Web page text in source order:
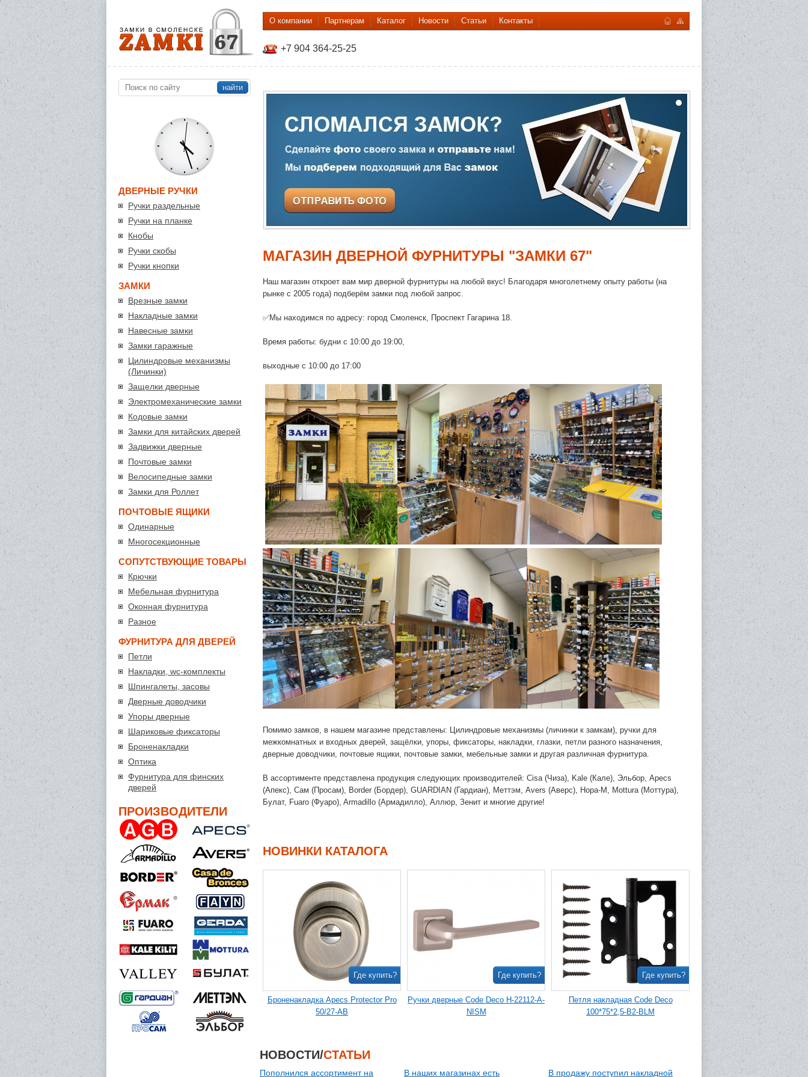
О компании Партнерам Каталог Новости Статьи Контакты
+7 904 364-25-25
найти
ДВЕРНЫЕ РУЧКИ
Ручки раздельные
Ручки на планке
Кнобы
Ручки скобы
Ручки кнопки
ЗАМКИ
Врезные замки
Накладные замки
Навесные замки
Замки гаражные
Цилиндровые механизмы
(Личинки)
Защелки дверные
Электромеханические замки
Кодовые замки
Замки для китайских дверей
Задвижки дверные
Почтовые замки
Велосипедные замки
Замки для Роллет
ПОЧТОВЫЕ ЯЩИКИ
Одинарные
Многосекционные
СОПУТСТВУЮЩИЕ ТОВАРЫ
Крючки
Мебельная фурнитура
Оконная фурнитура
Разное
ФУРНИТУРА ДЛЯ ДВЕРЕЙ
Петли
Накладки, wc-комплекты
Шпингалеты, засовы
Дверные доводчики
Упоры дверные
Шариковые фиксаторы
Броненакладки
Оптика
Фурнитура для финских
дверей
ПРОИЗВОДИТЕЛИ
МАГАЗИН ДВЕРНОЙ ФУРНИТУРЫ "ЗАМКИ 67"
Наш магазин откроет вам мир дверной фурнитуры на любой вкус! Благодаря многолетнему опыту работы (на
рынке с 2005 года) подберём замки под любой запрос.
✅Мы находимся по адресу: город Смоленск, Проспект Гагарина 18.
Время работы: будни с 10:00 до 19:00,
выходные с 10:00 до 17:00
Помимо замков, в нашем магазине представлены: Цилиндровые механизмы (личинки к замкам), ручки для
межкомнатных и входных дверей, защёлки, упоры, фиксаторы, накладки, глазки, петли разного назначения,
дверные доводчики, почтовые ящики, почтовые замки, мебельные замки и другая различная фурнитура.
В ассортименте представлена продукция следующих производителей: Cisa (Чиза), Kale (Кале), Эльбор, Apecs
(Апекс), Сам (Просам), Border (Бордер), GUARDIAN (Гардиан), Меттэм, Avers (Аверс), Нора-М, Mottura (Моттура),
Булат, Fuaro (Фуаро), Armadillo (Армадилло), Аллюр, Зенит и многие другие!
НОВИНКИ КАТАЛОГА
Где купить?
Броненакладка Apecs Protector Pro
50/27-AB
Где купить?
Ручки дверные Code Deco H-22112-A-
NISM
Где купить?
Петля накладная Code Deco
100*75*2,5-B2-BLM
НОВОСТИ/СТАТЬИ
Пополнился ассортимент на В наших магазинах есть В продажу поступил накладной